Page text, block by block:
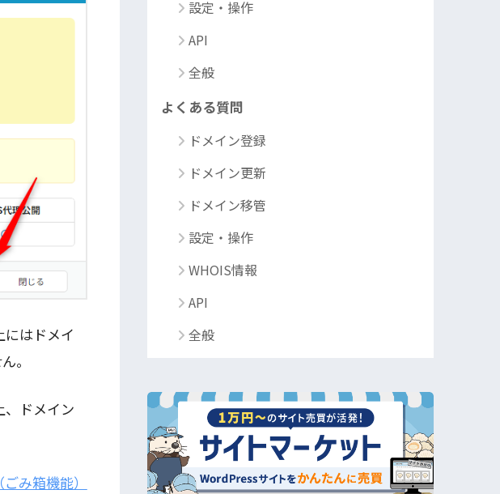
はドメイ
。
、ドメイン
み箱機能）
設定・操作
API
全般
よくある質問
ドメイン登録
ドメイン更新
ドメイン移管
設定・操作
WHOIS情報
API
全般